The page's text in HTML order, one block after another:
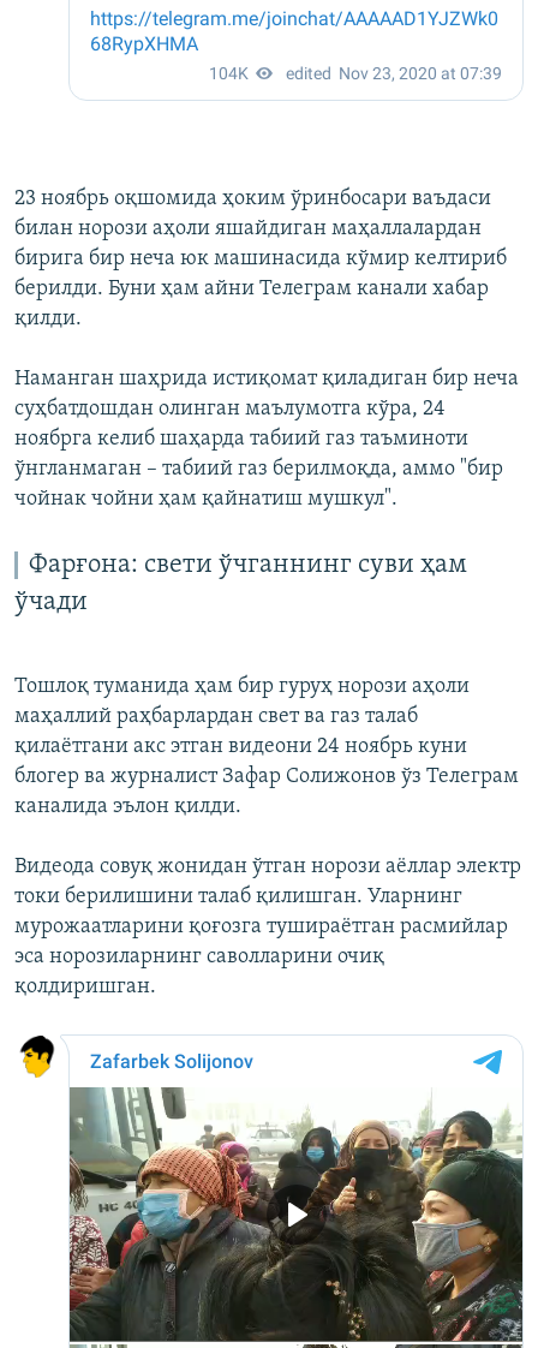
23 ноябрь оқшомида ҳоким ўринбосари ваъдаси
билан норози аҳоли яшайдиган маҳаллалардан
бирига бир неча юк машинасида кўмир келтириб
берилди. Буни ҳам айни Телеграм канали хабар
қилди.
Наманган шаҳрида истиқомат қиладиган бир неча
суҳбатдошдан олинган маълумотга кўра, 24
ноябрга келиб шаҳарда табиий газ таъминоти
ўнгланмаган – табиий газ берилмоқда, аммо "бир
чойнак чойни ҳам қайнатиш мушкул".
Фарғона: свети ўчганнинг суви ҳам
ўчади
Тошлоқ туманида ҳам бир гуруҳ норози аҳоли
маҳаллий раҳбарлардан свет ва газ талаб
қилаётгани акс этган видеони 24 ноябрь куни
блогер ва журналист Зафар Солижонов ўз Телеграм
каналида эълон қилди.
Видеода совуқ жонидан ўтган норози аёллар электр
токи берилишини талаб қилишган. Уларнинг
мурожаатларини қоғозга тушираётган расмийлар
эса норозиларнинг саволларини очиқ
қолдиришган.